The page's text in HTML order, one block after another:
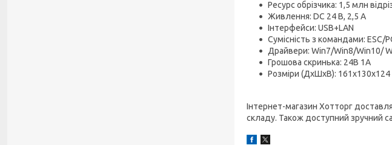
Ресурс обрізчика: 1,5 млн
Живлення: DC 24 B, 2,5 A
Інтерфейси: USB+LAN
Сумісність з командами: ESC/
Драйвери: Win7/Win8/Win10/
Грошова скринька: 24B 1A
Розміри (ДхШхВ):
Інтернет-магазин Хотторг
складу. Також доступний зручний